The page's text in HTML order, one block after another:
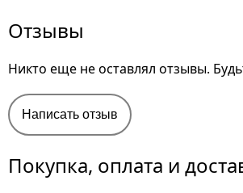
Отзывы
Никто еще не оставлял отзывы.
Написать отзыв
Покупка, оплата и